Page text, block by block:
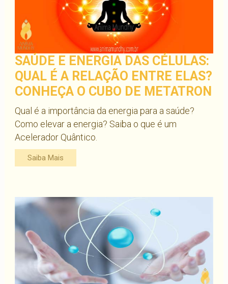
SAÚDE E ENERGIA DAS CÉLULAS:
QUAL É A RELAÇÃO ENTRE ELAS?
CONHEÇA O CUBO DE METATRON
Qual é a importância da energia para a saúde?
Como elevar a energia? Saiba o que é um
Acelerador Quântico.
Saiba Mais